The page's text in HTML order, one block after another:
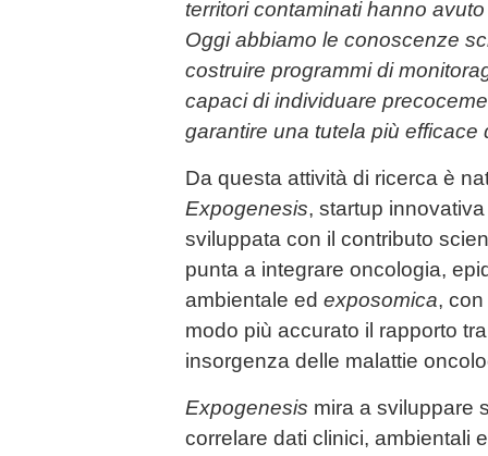
territori contaminati hanno
Oggi abbiamo le conoscenze
costruire programmi di
capaci di individuare
garantire una tutela più efficace
Da questa attività di ricerca è
Expogenesis, startup
sviluppata con il contributo
punta a integrare oncologia,
ambientale ed exposomica, con
modo più accurato il rapporto
insorgenza delle malattie
Expogenesis mira a sviluppare
correlare dati clinici, ambientali